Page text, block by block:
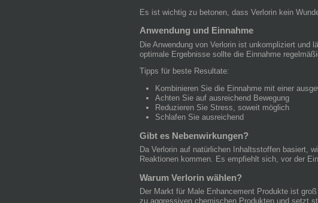
Es ist wichtig zu betonen, dass Verlorin kein
Anwendung und Einnahme
Die Anwendung von Verlorin ist unkompliziert und
optimale Ergebnisse sollte die Einnahme
Tipps für beste Resultate:
Kombinieren Sie die Einnahme mit einer
Achten Sie auf ausreichend Bewegung
Reduzieren Sie Stress, soweit möglich
Schlafen Sie ausreichend
Gibt es Nebenwirkungen?
Da Verlorin auf natürlichen Inhaltsstoffen basiert,
Reaktionen kommen. Es empfiehlt sich, vor der
Warum Verlorin wählen?
Der Markt für Male Enhancement Produkte ist
zu aggressiven chemischen Produkten und setzt